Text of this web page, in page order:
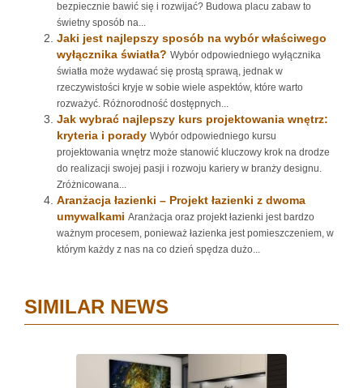
bezpiecznie bawić się i rozwijać? Budowa placu zabaw to
świetny sposób na...
Jaki jest najlepszy sposób na wybór właściwego
wyłącznika światła? Wybór odpowiedniego wyłącznika
światła może wydawać się prostą sprawą, jednak w
rzeczywistości kryje w sobie wiele aspektów, które warto
rozważyć. Różnorodność dostępnych...
Jak wybrać najlepszy kurs projektowania wnętrz:
kryteria i porady Wybór odpowiedniego kursu
projektowania wnętrz może stanowić kluczowy krok na drodze
do realizacji swojej pasji i rozwoju kariery w branży designu.
Zróżnicowana...
Aranżacja łazienki – Projekt łazienki z dwoma
umywalkami Aranżacja oraz projekt łazienki jest bardzo
ważnym procesem, ponieważ łazienka jest pomieszczeniem, w
którym każdy z nas na co dzień spędza dużo...
SIMILAR NEWS